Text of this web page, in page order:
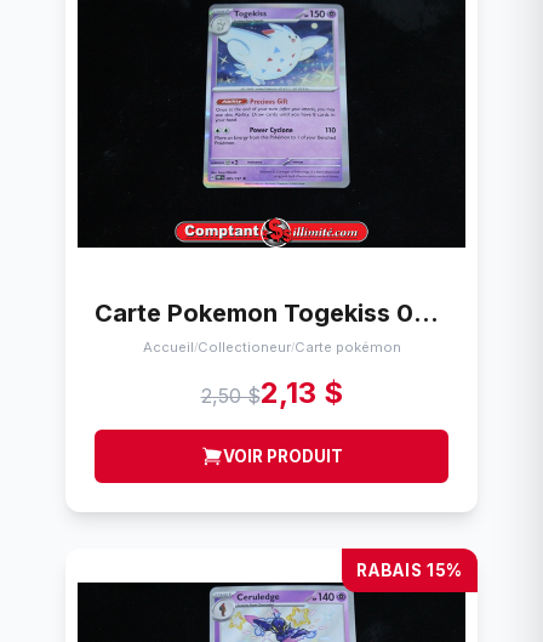
Carte Pokemon Togekiss 085/197 Cartes
Accueil/Collectioneur/Carte pokémon
2,50 $2,13 $
VOIR PRODUIT
RABAIS 15%